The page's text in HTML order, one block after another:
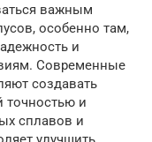
важным
особенно там,
и
Современные
создавать
и
сплавов и